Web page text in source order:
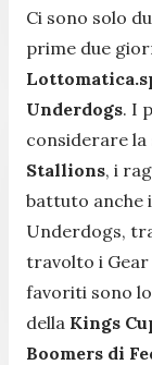
Ci sono solo
prime due
Underdogs. I
considerare la
Stallions, i
battuto anche
Underdogs,
travolto i Gear
favoriti sono
della Kings
Boomers di